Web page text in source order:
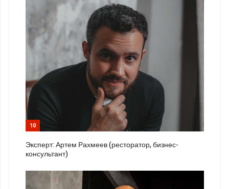
10
Эксперт: Артем Рахмеев (ресторатор, бизнес-
консультант)